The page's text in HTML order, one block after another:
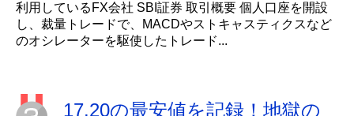
利用しているFX会社 SBI証券 取引概要 個人口座を開設
し、裁量トレードで、MACDやストキャスティクスなど
のオシレーターを駆使したトレード...
17.20の最安値を記録！地獄の